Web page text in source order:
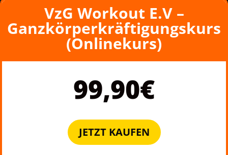
VzG Workout E.V –
Ganzkörperkräftigungskurs
(Onlinekurs)
99,90€
JETZT KAUFEN